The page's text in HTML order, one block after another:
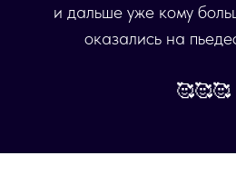
и дальше уже кому
оказались на
🥰🥰🥰